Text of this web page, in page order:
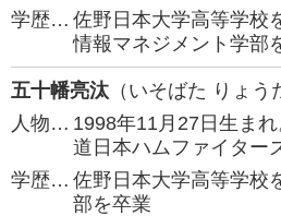
学歴… 佐野日本大学高等学校
情報マネジメント学部
五十幡亮汰 （いそばた りょう
人物… 1998年11月27日生ま
道日本ハムファイター
学歴… 佐野日本大学高等学校
部を卒業